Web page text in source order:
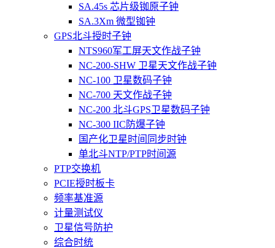
SA.45s 芯片级铷原子钟
SA.3Xm 微型铷钟
GPS北斗授时子钟
NTS960军工屏天文作战子钟
NC-200-SHW 卫星天文作战子钟
NC-100 卫星数码子钟
NC-700 天文作战子钟
NC-200 北斗GPS卫星数码子钟
NC-300 IIC防爆子钟
国产化卫星时间同步时钟
单北斗NTP/PTP时间源
PTP交换机
PCIE授时板卡
频率基准源
计量测试仪
卫星信号防护
综合时统